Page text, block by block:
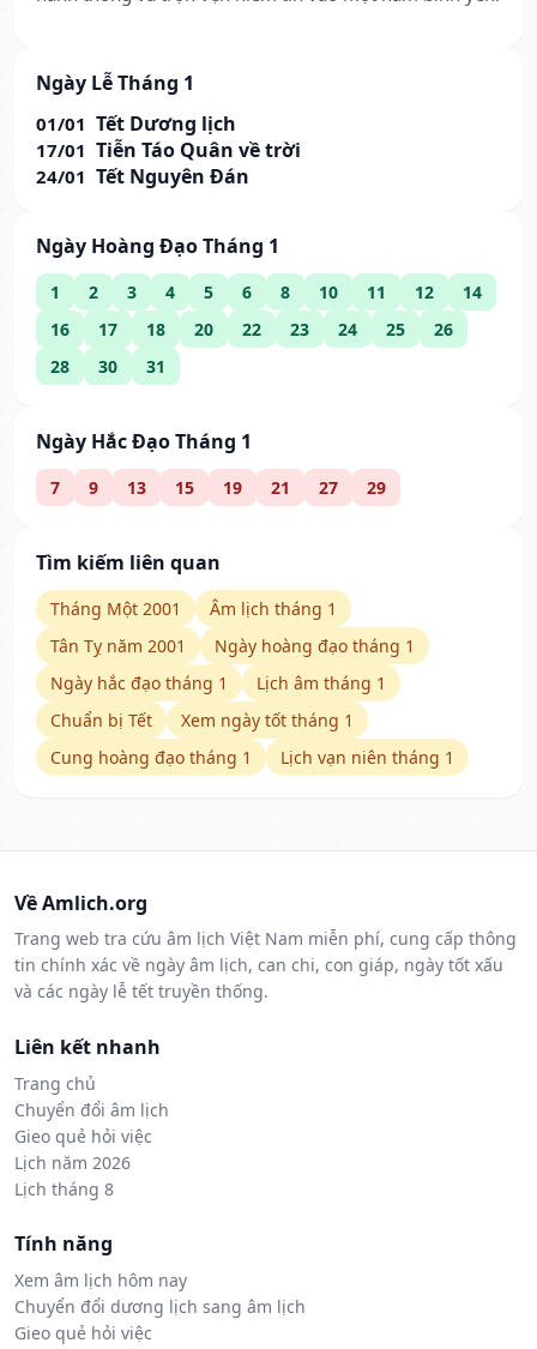
Ngày Lễ Tháng 1
01/01 Tết Dương lịch
17/01 Tiễn Táo Quân về trời
24/01 Tết Nguyên Đán
Ngày Hoàng Đạo Tháng 1
1 2 3 4 5 6 8 10 11 12
14
16
17 18 20 22 23 24 25
26
28
30 31
Ngày Hắc Đạo Tháng 1
7 9 13 15 19 21 27 29
Tìm kiếm liên quan
Tháng Một 2001
Âm lịch tháng 1
Tân Tỵ năm 2001
Ngày hoàng đạo tháng 1
Ngày hắc đạo tháng 1
Lịch âm tháng 1
Chuẩn bị Tết
Xem ngày tốt tháng 1
Cung hoàng đạo tháng 1
Lịch vạn niên tháng 1
Về Amlich.org
Trang web tra cứu âm lịch Việt Nam miễn phí, cung cấp thông
tin chính xác về ngày âm lịch, can chi, con giáp, ngày tốt xấu
và các ngày lễ tết truyền thống.
Liên kết nhanh
Trang chủ
Chuyển đổi âm lịch
Gieo quẻ hỏi việc
Lịch năm 2026
Lịch tháng 8
Tính năng
Xem âm lịch hôm nay
Chuyển đổi dương lịch sang âm lịch
Gieo quẻ hỏi việc